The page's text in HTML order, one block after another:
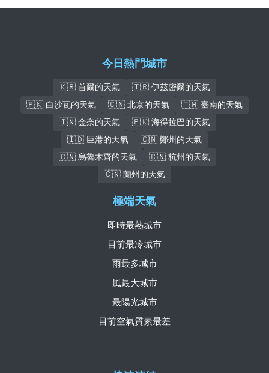
今日熱門城市
🇰🇷 首爾的天氣
🇹🇷 伊茲密爾的天氣
🇵🇰 白沙瓦的天氣
🇨🇳 北京的天氣
🇹🇼 臺南的天氣
🇮🇳 金奈的天氣
🇵🇰 海得拉巴的天氣
🇮🇩 巨港的天氣
🇨🇳 鄭州的天氣
🇨🇳 烏魯木齊的天氣
🇨🇳 杭州的天氣
🇨🇳 蘭州的天氣
極端天氣
即時最熱城市
目前最冷城市
雨最多城市
風最大城市
最陽光城市
目前空氣質素最差